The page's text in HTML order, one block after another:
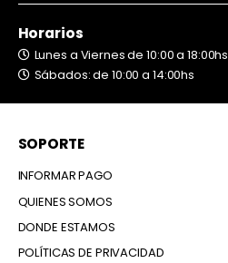
Horarios
Lunes a Viernes de 10:00 a 18:00hs
Sábados: de 10:00 a 14:00hs
SOPORTE
INFORMAR PAGO
QUIENES SOMOS
DONDE ESTAMOS
POLÍTICAS DE PRIVACIDAD